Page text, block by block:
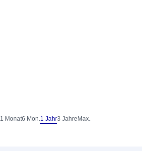
1 Monat6 Mon.1 Jahr3 Jahre Max.